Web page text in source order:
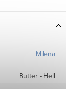
Milena
Butter - Hell